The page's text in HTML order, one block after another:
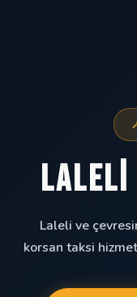
Laleli
Laleli ve
korsan taksi